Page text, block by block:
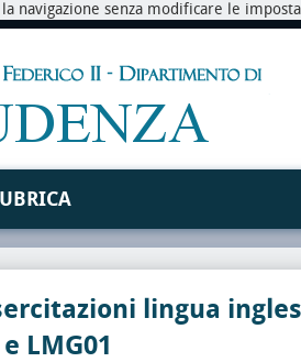
navigazione senza modificare le
lingua
LMG01